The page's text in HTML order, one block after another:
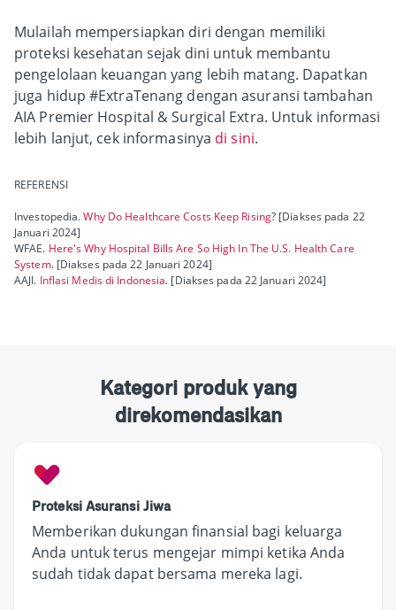
Mulailah mempersiapkan diri dengan memiliki
proteksi kesehatan sejak dini untuk membantu
pengelolaan keuangan yang lebih matang. Dapatkan
juga hidup #ExtraTenang dengan asuransi tambahan
AIA Premier Hospital & Surgical Extra. Untuk informasi
lebih lanjut, cek informasinya di sini.
REFERENSI
Investopedia.Why Do Healthcare Costs Keep Rising? [Diakses pada 22
Januari 2024]
WFAE. Here's Why Hospital Bills Are So High In The U.S. Health Care
System. [Diakses pada 22 Januari 2024]
AAJI. Inflasi Medis di Indonesia. [Diakses pada 22 Januari 2024]
Kategori produk yang
direkomendasikan
Proteksi Asuransi Jiwa
Memberikan dukungan finansial bagi keluarga
Anda untuk terus mengejar mimpi ketika Anda
sudah tidak dapat bersama mereka lagi.